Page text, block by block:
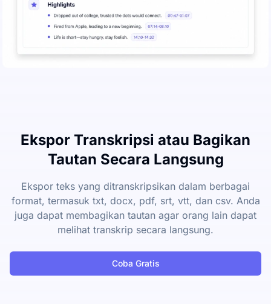
Ekspor Transkripsi atau Bagikan
Tautan Secara Langsung
Ekspor teks yang ditranskripsikan dalam berbagai
format, termasuk txt, docx, pdf, srt, vtt, dan csv. Anda
juga dapat membagikan tautan agar orang lain dapat
melihat transkrip secara langsung.
Coba Gratis